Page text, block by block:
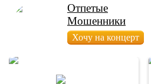
Отпетые
Мошенники